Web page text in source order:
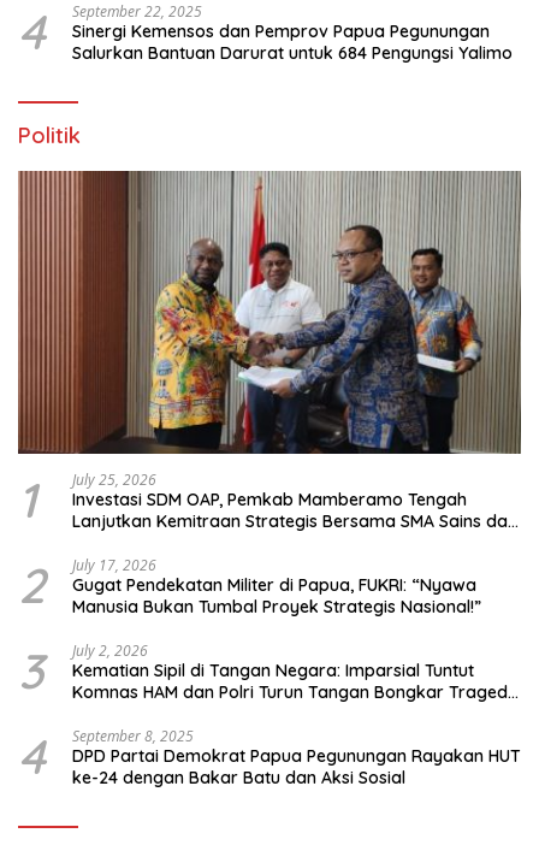
4 September 22, 2025
Sinergi Kemensos dan Pemprov Papua Pegunungan
Salurkan Bantuan Darurat untuk 684 Pengungsi Yalimo
Politik
1 July 25, 2026
Investasi SDM OAP, Pemkab Mamberamo Tengah
Lanjutkan Kemitraan Strategis Bersama SMA Sains dan
2 July 17, 2026
Gugat Pendekatan Militer di Papua, FUKRI: “Nyawa
Manusia Bukan Tumbal Proyek Strategis Nasional!”
3 July 2, 2026
Kematian Sipil di Tangan Negara: Imparsial Tuntut
Komnas HAM dan Polri Turun Tangan Bongkar Tragedi
4 September 8, 2025
DPD Partai Demokrat Papua Pegunungan Rayakan HUT
ke-24 dengan Bakar Batu dan Aksi Sosial